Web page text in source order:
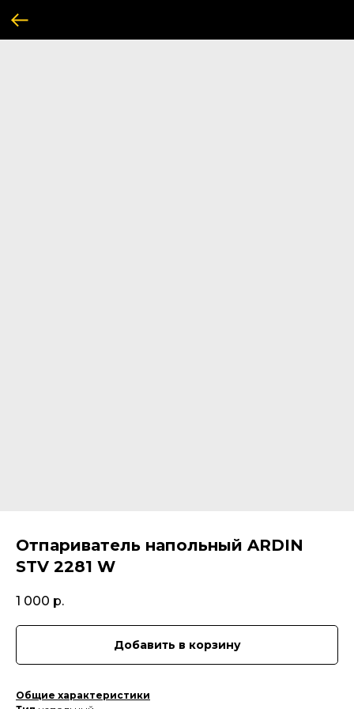
Отпариватель напольный ARDIN
STV 2281 W
1 000 р.
Добавить в корзину
Общие характеристики